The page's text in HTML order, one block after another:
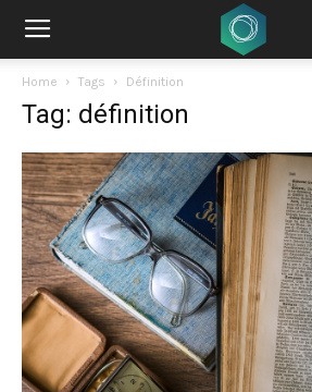
Home Tags Définition
Tag: définition